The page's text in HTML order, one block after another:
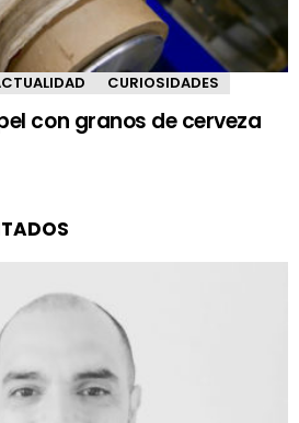
CURIOSIDADES
con granos de cerveza